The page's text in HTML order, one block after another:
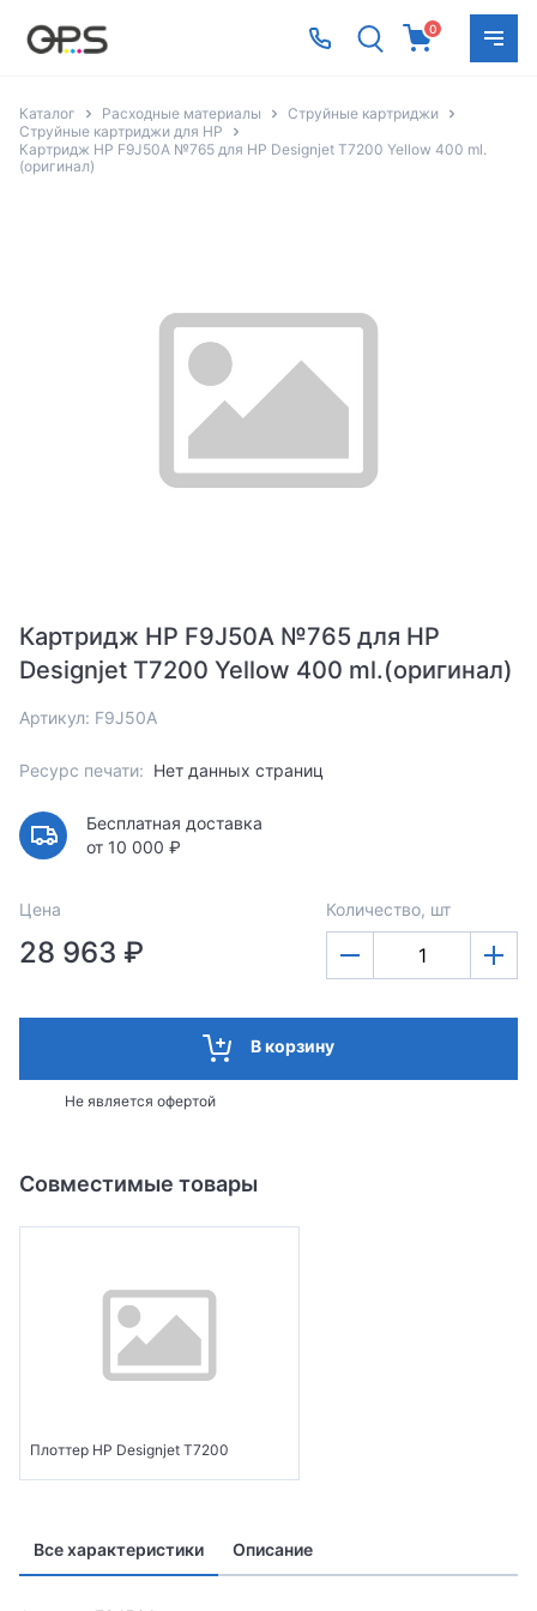
0
Каталог Расходные материалы
Струйные картриджи
Струйные картриджи для HP
Картридж HP F9J50A №765 для HP Designjet T7200 Yellow 400 ml.
(оригинал)
Картридж HP F9J50A №765 для HP
Designjet T7200 Yellow 400 ml.(оригинал)
Артикул: F9J50A
Ресурс печати: Нет данных страниц
Бесплатная доставка
от 10 000 ₽
Цена
28 963 ₽
Количество, шт
В корзину
Не является офертой
Совместимые товары
Плоттер HP Designjet T7200
Все характеристики Описание